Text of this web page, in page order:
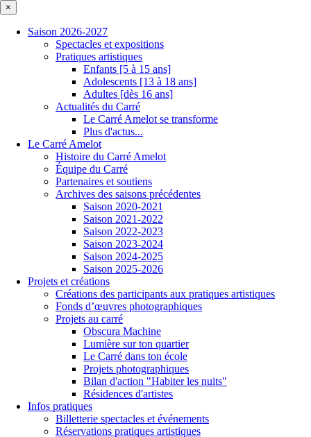
×
Saison 2026-2027
Spectacles et expositions
Pratiques artistiques
Enfants [5 à 15 ans]
Adolescents [13 à 18 ans]
Adultes [dès 16 ans]
Actualités du Carré
Le Carré Amelot se transforme
Plus d'actus...
Le Carré Amelot
Histoire du Carré Amelot
Équipe du Carré
Partenaires et soutiens
Archives des saisons précédentes
Saison 2020-2021
Saison 2021-2022
Saison 2022-2023
Saison 2023-2024
Saison 2024-2025
Saison 2025-2026
Projets et créations
Créations des participants aux pratiques artistiques
Fonds d’œuvres photographiques
Projets au carré
Obscura Machine
Lumière sur ton quartier
Le Carré dans ton école
Projets photographiques
Bilan d'action "Habiter les nuits"
Résidences d'artistes
Infos pratiques
Billetterie spectacles et événements
Réservations pratiques artistiques